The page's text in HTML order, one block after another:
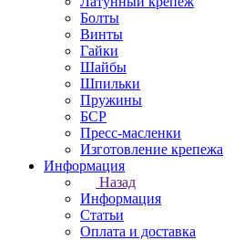
Болты
Винты
Гайки
Шайбы
Шпильки
Пружины
БСР
Пресс-масленки
Изготовление крепежа
Информация
Назад
Информация
Статьи
Оплата и доставка